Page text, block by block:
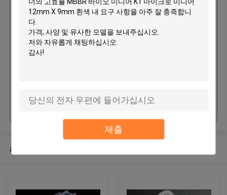
제출
마이크로 미디어 12mm X 9mm
흰색
계속하다
추천된 제품